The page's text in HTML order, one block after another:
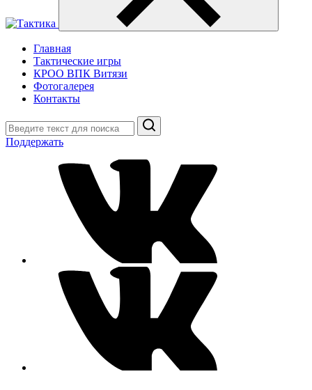
Главная
Тактические игры
КРОО ВПК Витязи
Фотогалерея
Контакты
Поиск
Поддержать